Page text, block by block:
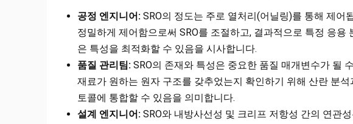
공정 엔지니어: SRO의 정도는 주로 열처리(어닐링)를 통해 제어
정밀하게 제어함으로써 SRO를 조절하고, 결과적으로 특정 응
은 특성을 최적화할 수 있음을 시사합니다.
품질 관리팀: SRO의 존재와 특성은 중요한 품질 매개변수가 될
재료가 원하는 원자 구조를 갖추었는지 확인하기 위해 산란 분
토콜에 통합할 수 있음을 의미합니다.
설계 엔지니어: SRO와 내방사선성 및 크리프 저항성 간의 연관